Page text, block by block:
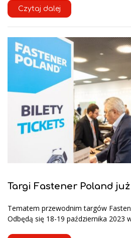
Czytaj dalej
Targi Fastener Poland
Tematem przewodnim targów
Odbędą się 18-19 października 2023